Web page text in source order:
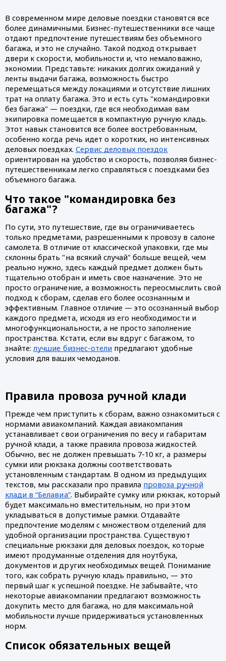
В современном мире деловые поездки становятся все
более динамичными. Бизнес-путешественники все чаще
отдают предпочтение путешествиям без объемного
багажа, и это не случайно. Такой подход открывает
двери к скорости, мобильности и, что немаловажно,
экономии. Представьте: никаких долгих ожиданий у
ленты выдачи багажа, возможность быстро
перемещаться между локациями и отсутствие лишних
трат на оплату багажа. Это и есть суть "командировки
без багажа" — поездки, где вся необходимая вам
экипировка помещается в компактную ручную кладь.
Этот навык становится все более востребованным,
особенно когда речь идет о коротких, но интенсивных
деловых поездках. Сервис деловых поездок
ориентирован на удобство и скорость, позволяя бизнес-
путешественникам легко справляться с поездками без
объемного багажа.
Что такое "командировка без
багажа"?
По сути, это путешествие, где вы ограничиваетесь
только предметами, разрешенными к провозу в салоне
самолета. В отличие от классической упаковки, где мы
склонны брать "на всякий случай" больше вещей, чем
реально нужно, здесь каждый предмет должен быть
тщательно отобран и иметь свое назначение. Это не
просто ограничение, а возможность переосмыслить свой
подход к сборам, сделав его более осознанным и
эффективным. Главное отличие — это осознанный выбор
каждого предмета, исходя из его необходимости и
многофункциональности, а не просто заполнение
пространства. Кстати, если вы вдруг с багажом, то
знайте:лучшие бизнес-отели предлагают удобные
условия для ваших чемоданов.
Правила провоза ручной клади
Прежде чем приступить к сборам, важно ознакомиться с
нормами авиакомпаний. Каждая авиакомпания
устанавливает свои ограничения по весу и габаритам
ручной клади, а также правила провоза жидкостей.
Обычно, вес не должен превышать 7-10 кг, а размеры
сумки или рюкзака должны соответствовать
установленным стандартам. В одном из предыдущих
текстов, мы рассказали про правила провоза ручной
клади в “Белавиа”. Выбирайте сумку или рюкзак, который
будет максимально вместительным, но при этом
укладываться в допустимые рамки. Отдавайте
предпочтение моделям с множеством отделений для
удобной организации пространства. Существуют
специальные рюкзаки для деловых поездок, которые
имеют продуманные отделения для ноутбука,
документов и других необходимых вещей. Понимание
того, как собрать ручную кладь правильно, — это
первый шаг к успешной поездке. Не забывайте, что
некоторые авиакомпании предлагают возможность
докупить место для багажа, но для максимальной
мобильности лучше придерживаться установленных
норм.
Список обязательных вещей